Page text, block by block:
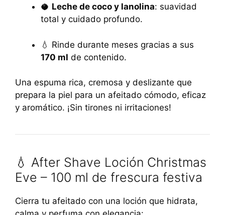
🥥 Leche de coco y lanolina: suavidad
total y cuidado profundo.
💧 Rinde durante meses gracias a sus
170 ml de contenido.
Una espuma rica, cremosa y deslizante que
prepara la piel para un afeitado cómodo, eficaz
y aromático. ¡Sin tirones ni irritaciones!
💧 After Shave Loción Christmas
Eve – 100 ml de frescura festiva
Cierra tu afeitado con una loción que hidrata,